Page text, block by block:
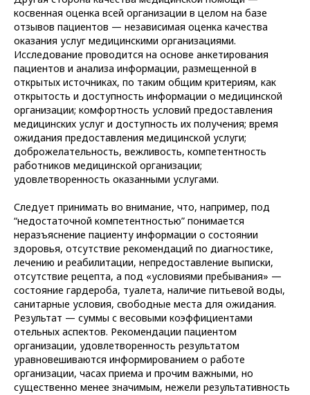
косвенная оценка всей организации в целом на базе
отзывов пациентов — независимая оценка качества
оказания услуг медицинскими организациями.
Исследование проводится на основе анкетирования
пациентов и анализа информации, размещенной в
открытых источниках, по таким общим критериям, как
открытость и доступность информации о медицинской
организации; комфортность условий предоставления
медицинских услуг и доступность их получения; время
ожидания предоставления медицинской услуги;
доброжелательность, вежливость, компетентность
работников медицинской организации;
удовлетворенность оказанными услугами.
Следует принимать во внимание, что, например, под
“недостаточной компетентностью” понимается
неразъяснение пациенту информации о состоянии
здоровья, отсутствие рекомендаций по диагностике,
лечению и реабилитации, непредоставление выписки,
отсутствие рецепта, а под «условиями пребывания» —
состояние гардероба, туалета, наличие питьевой воды,
санитарные условия, свободные места для ожидания.
Результат — суммы с весовыми коэффициентами
отельных аспектов. Рекомендации пациентом
организации, удовлетворенность результатом
уравновешиваются информированием о работе
организации, часах приема и прочим важными, но
существенно менее значимым, нежели результативность